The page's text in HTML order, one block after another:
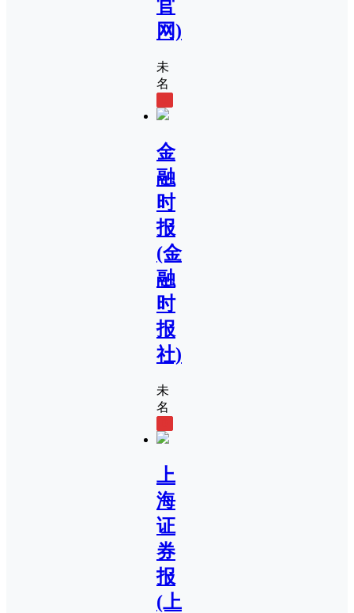
官
网)
未
名
金
融
时
报
(金
融
时
报
社)
未
名
上
海
证
券
报
(上